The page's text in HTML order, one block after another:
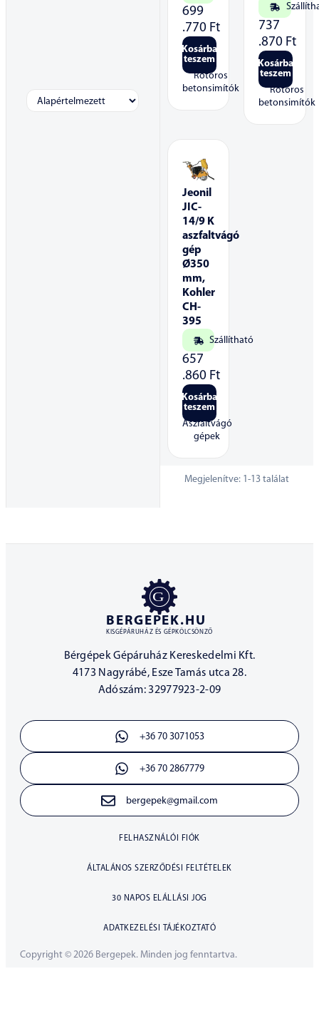
699
.770 Ft
Kosárba
teszem
Rotoros
betonsimítók
737
.870 Ft
Kosárba
teszem
Rotoros
betonsimítók
Jeonil
JIC-
14/9 K
aszfaltvágó
gép
Ø350
mm,
Kohler
CH-
395
Szállítható
657
.860 Ft
Kosárba
teszem
Aszfaltvágó
gépek
Megjelenítve: 1-13találat
BERGEPEK.HU
KISGÉPÁRUHÁZ ÉS GÉPKÖLCSÖNZŐ
Bérgépek Gépáruház Kereskedelmi Kft.
4173 Nagyrábé, Esze Tamás utca 28.
Adószám: 32977923-2-09
+36 70 3071053
+36 70 2867779
bergepek@gmail.com
FELHASZNÁLÓI FIÓK
ÁLTALÁNOS SZERZŐDÉSI FELTÉTELEK
30 NAPOS ELÁLLÁSI JOG
ADATKEZELÉSI TÁJÉKOZTATÓ
Copyright © 2026 Bergepek. Minden jog fenntartva.